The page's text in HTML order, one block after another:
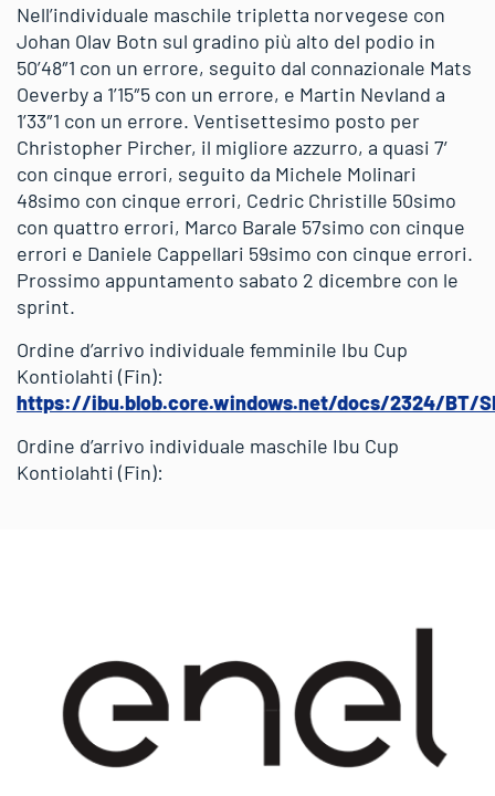
Nell’individuale maschile tripletta norvegese con
Johan Olav Botn sul gradino più alto del podio in
50’48″1 con un errore, seguito dal connazionale Mats
Oeverby a 1’15″5 con un errore, e Martin Nevland a
1’33″1 con un errore. Ventisettesimo posto per
Christopher Pircher, il migliore azzurro, a quasi 7′
con cinque errori, seguito da Michele Molinari
48simo con cinque errori, Cedric Christille 50simo
con quattro errori, Marco Barale 57simo con cinque
errori e Daniele Cappellari 59simo con cinque errori.
Prossimo appuntamento sabato 2 dicembre con le
sprint.
Ordine d’arrivo individuale femminile Ibu Cup
Kontiolahti (Fin):
https://ibu.blob.core.windows.net/docs/2324/BT/
Ordine d’arrivo individuale maschile Ibu Cup
Kontiolahti (Fin):